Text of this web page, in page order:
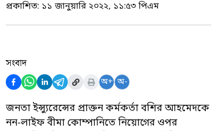
প্রকাশিত: ১১ জানুয়ারি ২০২২, ১১:৫৩ পিএম
সংবাদ
অ+ অ-
জনতা ইন্স্যুরেন্সের প্রাক্তন কর্মকর্তা বশির আহমেদকে
নন-লাইফ বীমা কোম্পানিতে নিয়োগের ওপর